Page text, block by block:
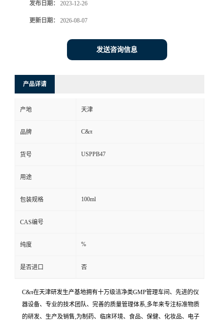
发布日期： 2023-12-26
更新日期： 2026-08-07
发送咨询信息
产品详请
产地 天津
品牌 C&π
货号 USPPB47
用途
包装规格 100ml
CAS编号
纯度 %
是否进口 否
C&π在天津研发生产基地拥有十万级洁净类GMP管理车间、先进的仪
器设备、专业的技术团队、完善的质量管理体系,多年来专注标准物质
的研发、生产及销售,为制药、临床环境、食品、保健、化妆品、电子